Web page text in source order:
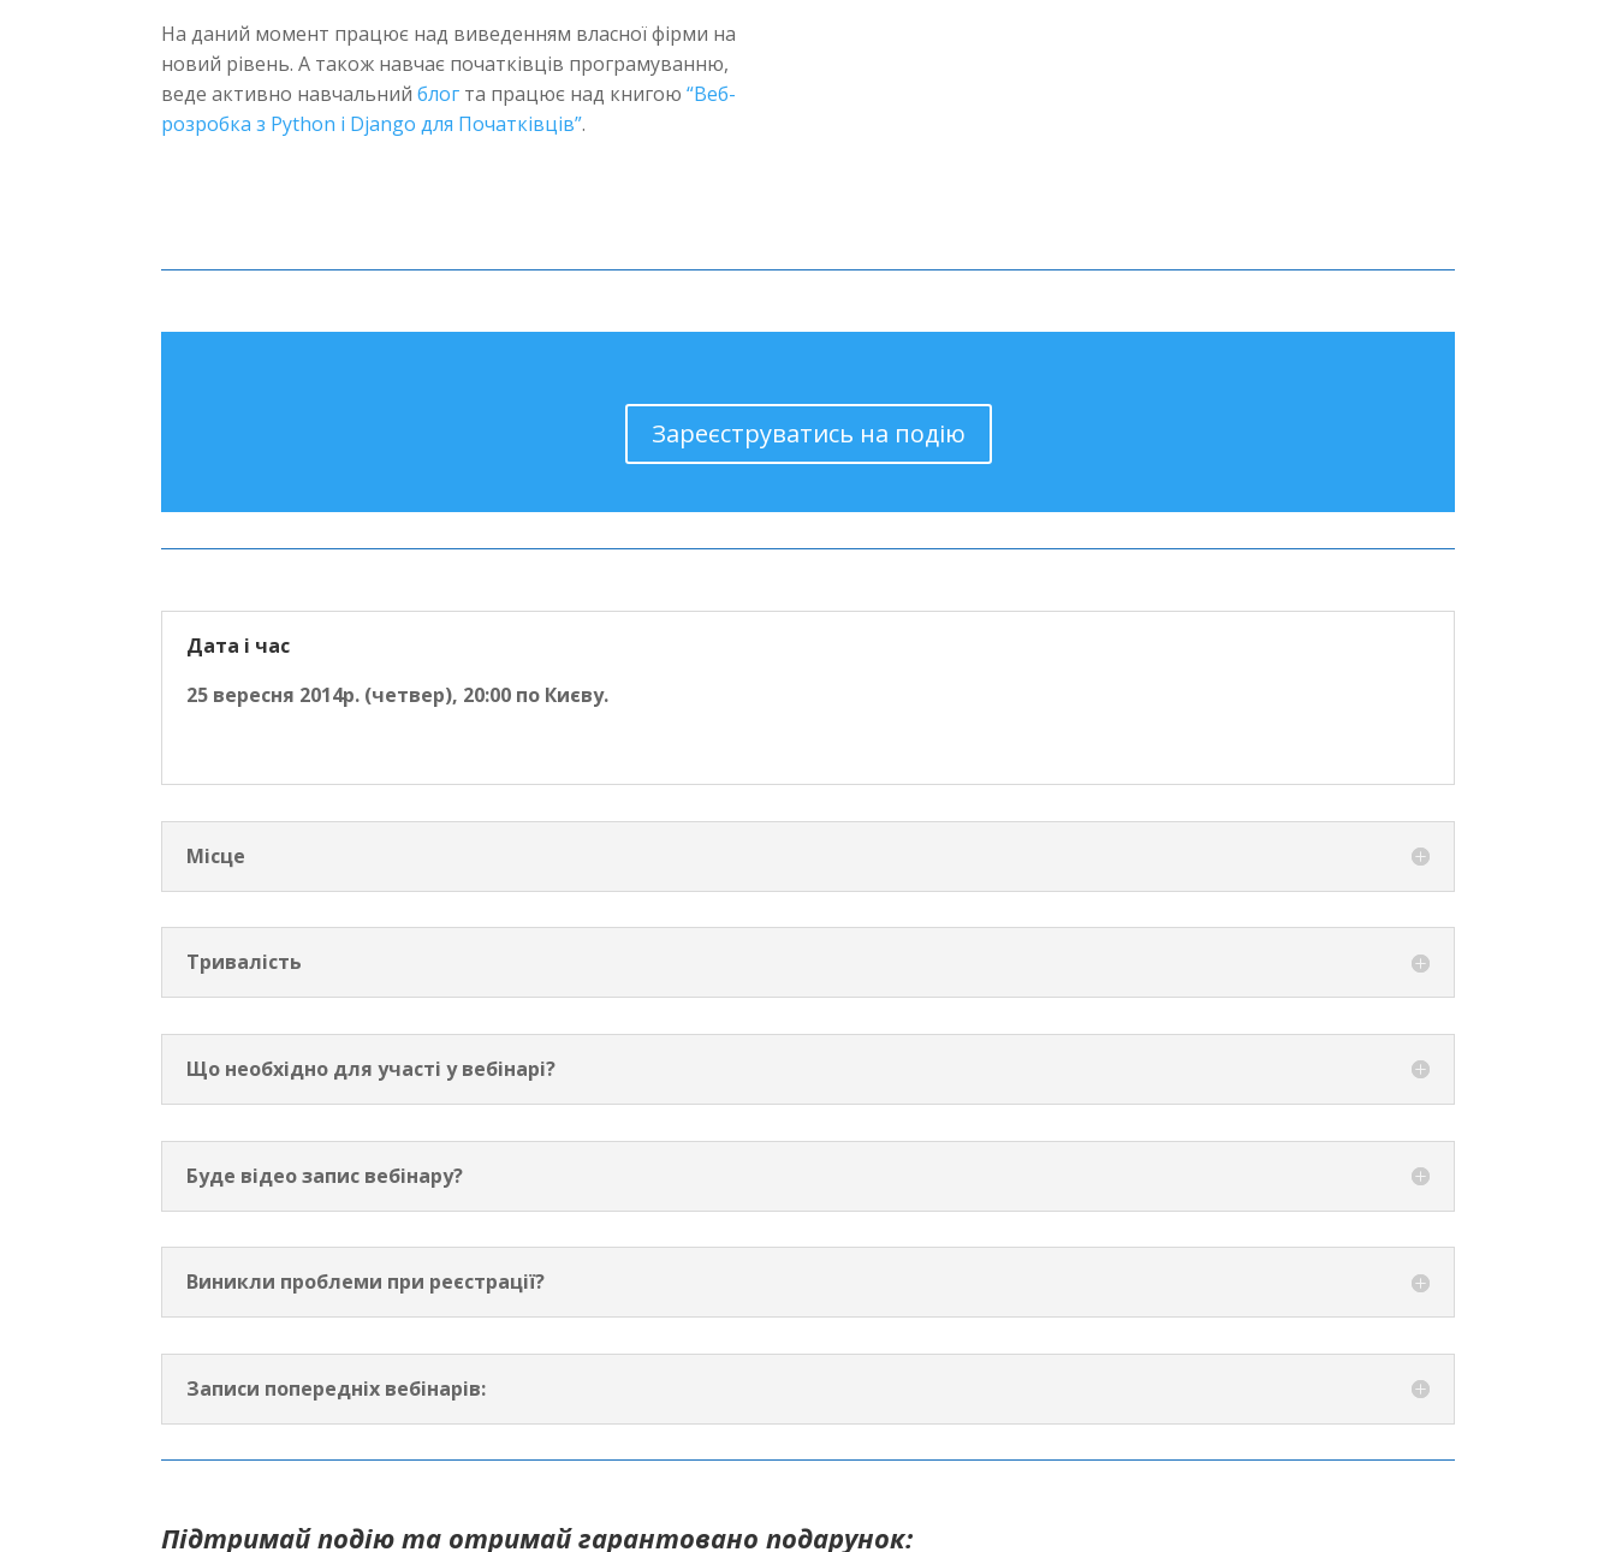
На даний момент працює над виведенням власної фірми на
новий рівень. А також навчає початківців програмуванню,
веде активно навчальнийблог та працює над книгою“Веб-
розробка з Python і Django для Початківців”.
Зареєструватись на подію
Дата і час
25 вересня 2014р. (четвер), 20:00 по Києву.
Місце
Тривалість
Що необхідно для участі у вебінарі?
Буде відео запис вебінару?
Виникли проблеми при реєстрації?
Записи попередніх вебінарів:
Підтримай подію та отримай гарантовано подарунок: